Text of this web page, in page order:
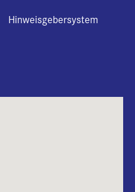
Hinweisgebersystem